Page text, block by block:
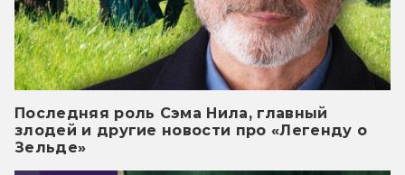
Последняя роль Сэма Нила, главный
злодей и другие новости про «Легенду о
Зельде»